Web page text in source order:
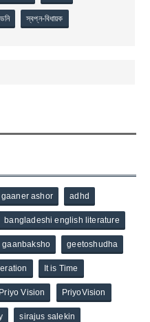
স্বপ্ন-বিধায়ক
ashor adhd
bangladeshi english literature
gaanbaksho geetoshudha
It is Time
Priyo Vision PriyoVision
sirajus salekin